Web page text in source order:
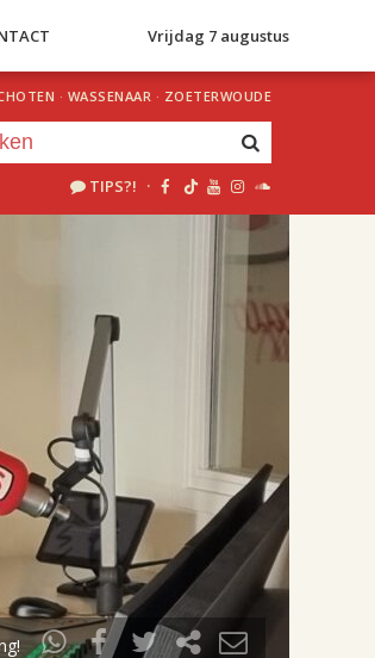
Vrijdag 7 augustus
· WASSENAAR · ZOETERWOUDE
TIPS?! ·
uur 1 van 2
Volgend uur